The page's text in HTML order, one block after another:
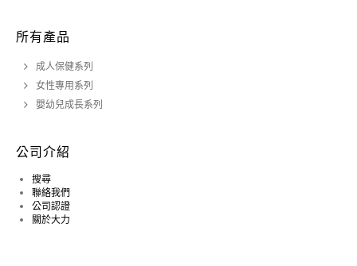
所有產品
成人保健系列
女性專用系列
嬰幼兒成長系列
公司介紹
搜尋
聯絡我們
公司認證
關於大力